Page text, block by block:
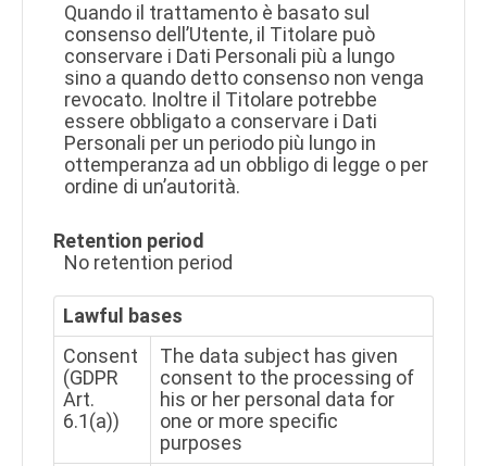
Quando il trattamento è basato sul
consenso dell’Utente, il Titolare può
conservare i Dati Personali più a lungo
sino a quando detto consenso non venga
revocato. Inoltre il Titolare potrebbe
essere obbligato a conservare i Dati
Personali per un periodo più lungo in
ottemperanza ad un obbligo di legge o per
ordine di un’autorità.
Retention period
No retention period
Lawful bases
Consent
(GDPR
Art.
6.1(a))
The data subject has given
consent to the processing of
his or her personal data for
one or more specific
purposes